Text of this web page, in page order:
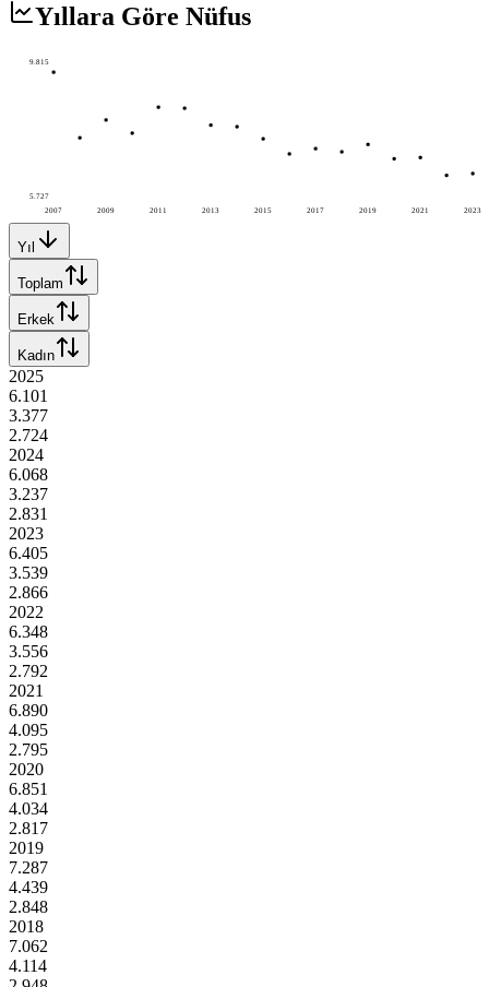
Yıllara Göre Nüfus
2007 2009 2011 2013 2015 2017 2019 2021 2023
9.815
5.727
Yıl
Toplam
Erkek
Kadın
2025
6.101
3.377
2.724
2024
6.068
3.237
2.831
2023
6.405
3.539
2.866
2022
6.348
3.556
2.792
2021
6.890
4.095
2.795
2020
6.851
4.034
2.817
2019
7.287
4.439
2.848
2018
7.062
4.114